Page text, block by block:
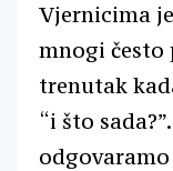
Vjernicima
mnogi često
trenutak
“i što